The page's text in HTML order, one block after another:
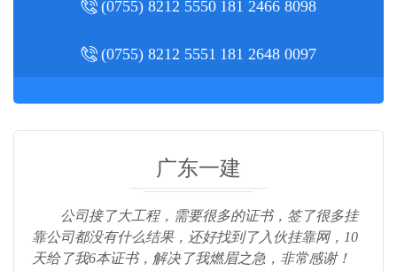
(0755) 8212 5550 181 2466 8098
(0755) 8212 5551 181 2648 0097
广东一建
公司接了大工程，需要很多的证书，签了很多挂
靠公司都没有什么结果，还好找到了入伙挂靠网，10
天给了我6本证书，解决了我燃眉之急，非常感谢！